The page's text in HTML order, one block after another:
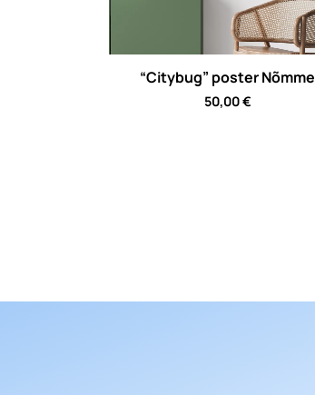
“Citybug” poster Nõmme
50,00€